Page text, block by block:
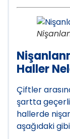
Haller
Çiftler
şartta geçerli
hallerde
aşağıdaki